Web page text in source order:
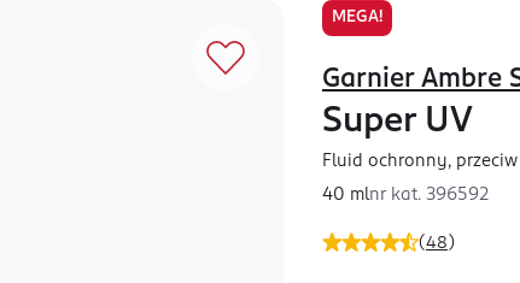
MEGA!
(48 )
Garnier Ambre
Super UV
Fluid ochronny,
40 mlnr kat. 396592